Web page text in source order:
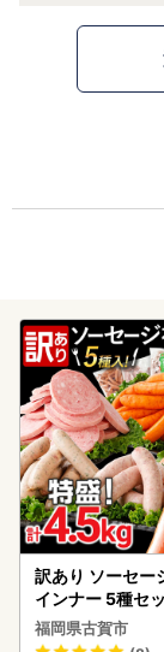
訳あり ソーセー
インナー 5種セ
5kg ソーセージ
福岡県古賀市